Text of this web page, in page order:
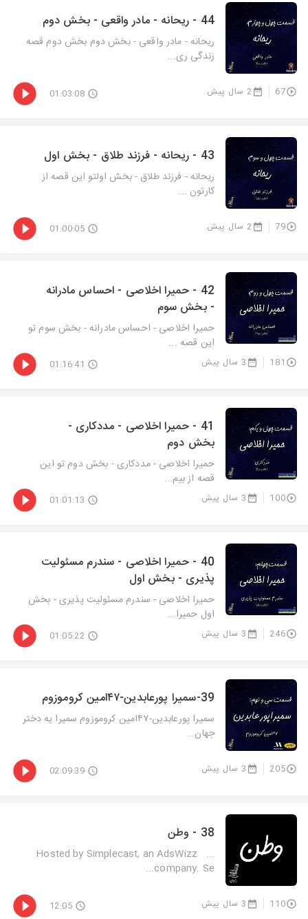
44 - ریحانه - مادر واقعی - بخش دوم
ریحانه - مادر واقعی - بخش دوم بخش دوم قصه
زندگی ری...
67 2 سال پیش 01:03:08
43 - ریحانه - فرزند طلاق - بخش اول
ریحانه - فرزند طلاق - بخش اولتو این قصه از
کارتون ...
79 2 سال پیش 01:00:05
42 - حمیرا اخلاصی - احساس مادرانه
- بخش سوم
حمیرا اخلاصی - احساس مادرانه - بخش سوم تو
این قصه ...
181 3 سال پیش 01:16:41
41 - حمیرا اخلاصی - مددکاری -
بخش دوم
حمیرا اخلاصی - مددکاری - بخش دوم تو این
قصه از بیم...
100 3 سال پیش 01:01:13
40 - حمیرا اخلاصی - سندرم مسئولیت
پذیری - بخش اول
حمیرا اخلاصی - سندرم مسئولیت پذیری - بخش
اول حمیرا...
246 3 سال پیش 01:05:22
39-سمیرا پورعابدین-۴۷امین کروموزوم
سمیرا پورعابدین-۴۷امین کروموزوم سمیرا یه دختر
جهان...
205 3 سال پیش 02:09:39
38 - وطن
... Hosted by Simplecast, an AdsWizz
company. Se...
110 3 سال پیش 12:05